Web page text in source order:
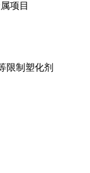
项目
限制塑化剂